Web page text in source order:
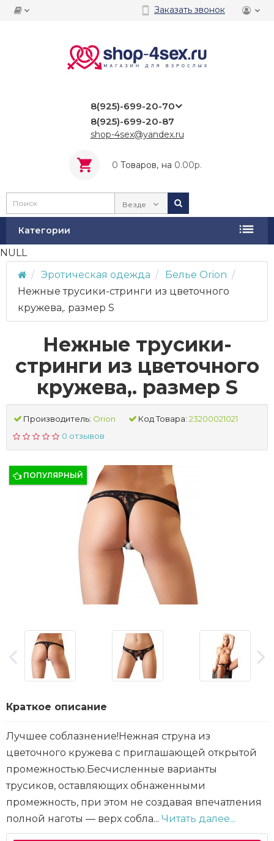
Заказать звонок
8(925)-699-20-70
8(925)-699-20-87
shop-4sex@yandex.ru
0 Tоваров, на 0.00р.
Везде
Категории
NULL
Эротическая одежда
Белье Orion
Нежные трусики-стринги из цветочного
кружева,. размер S
Нежные трусики-
стринги из цветочного
кружева,. размер S
Производитель: Orion Код Товара: 23200021021
0 отзывов
ПОПУЛЯРНЫЙ
Краткое описание
Лучшее соблазнение!Нежная струна из
цветочного кружева с приглашающей открытой
промежностью.Бесчисленные варианты
трусиков, оставляющих обнаженными
промежность, при этом не создавая впечатления
полной наготы — верх собла... Читать далее...